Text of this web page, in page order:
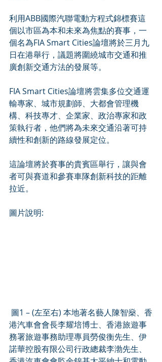
利用ABB國際汽聯電動方程式錦標賽這
個以市區為本和未來為焦點的賽事，一
個名為FIA Smart Cities論壇將於三月九
日在港舉行，議題將圍繞城市交通和推
廣創新交通方法的發展等。
FIA Smart Cities論壇將雲集多位交通運
輸專家、城市規劃師、大都會管理機
構、科技專才、企業家、政治專家和政
策執行者，他們將為未來交通沿著可持
續性和創新的路線發展定位。
這論壇將於賽事的貴賓區舉行，讓與會
者可與賽道和參賽車隊創新科技的距離
拉近。
圖片說明:
港汽車會會長李耀培博士、香港旅遊事
務署旅遊事務助理專員勞俊衡先生、伊
諾華控股有限公司行政總裁李渤先生、